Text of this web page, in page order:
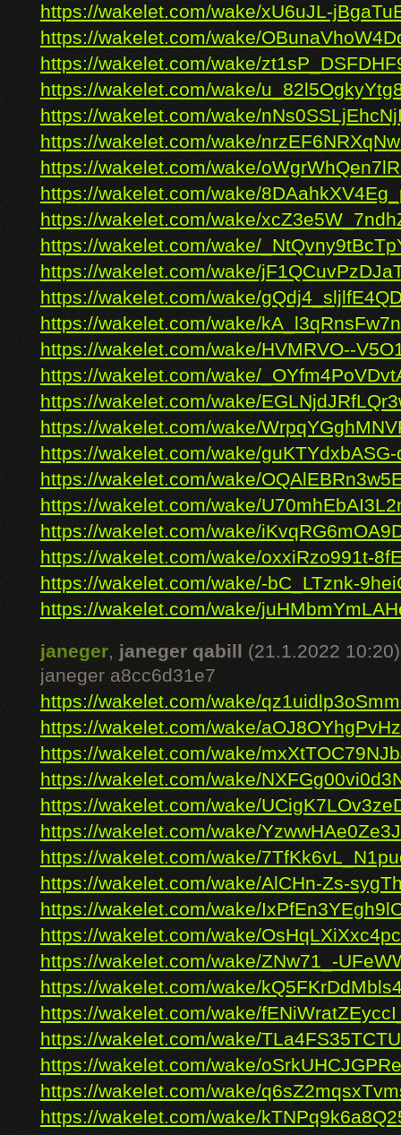
https://wakelet.com/wake/xU6uJL-
https://wakelet.com/wake/
https://wakelet.com/wake/
https://wakelet.com/wake/
https://wakelet.com/wake/
https://wakelet.com/wake/
https://wakelet.com/wake/
https://wakelet.com/wake/
https://wakelet.com/wake/
https://wakelet.com/wake/
https://wakelet.com/wake/
https://wakelet.com/wake/
https://wakelet.com/wake/
https://wakelet.com/wake/HVMRVO--
https://wakelet.com/wake/
https://wakelet.com/wake/
https://wakelet.com/wake/
https://wakelet.com/wake/
https://wakelet.com/wake/
https://wakelet.com/wake/
https://wakelet.com/wake/
https://wakelet.com/wake/oxxiRzo991t-
https://wakelet.com/wake/-bC_LTznk-
https://wakelet.com/wake/
janeger, janeger qabill (21.1.2022 10:20)
janeger a8cc6d31e7
https://wakelet.com/wake/
https://wakelet.com/wake/
https://wakelet.com/wake/
https://wakelet.com/wake/
https://wakelet.com/wake/
https://wakelet.com/wake/
https://wakelet.com/wake/
https://wakelet.com/wake/AlCHn-Zs-
https://wakelet.com/wake/
https://wakelet.com/wake/
https://wakelet.com/wake/ZNw71_-
https://wakelet.com/wake/
https://wakelet.com/wake/
https://wakelet.com/wake/
https://wakelet.com/wake/
https://wakelet.com/wake/
https://wakelet.com/wake/